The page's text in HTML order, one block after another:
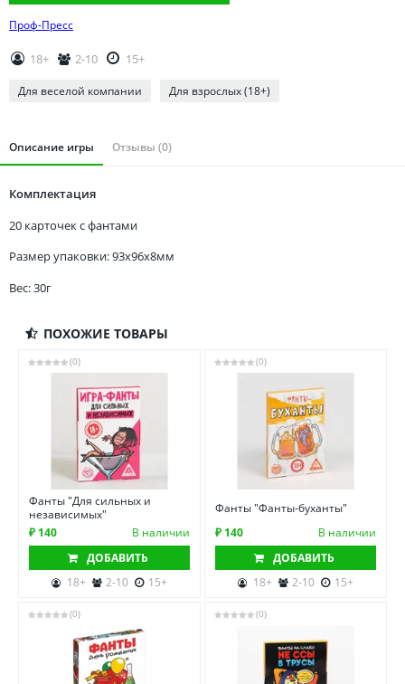
Томская область
Тюменская область
Удмуртия
Ульяновская область
Проф-Пресс
18+ 2-10 15+
Для веселой компании Для взрослых (18+)
Описание игры Отзывы (0)
Комплектация
20 карточек с фантами
Размер упаковки: 93x96x8мм
Вес: 30г
ПОХОЖИЕ ТОВАРЫ
(0)
Фанты "Для сильных и
независимых"
₽ 140
В наличии
ДОБАВИТЬ
18+
2-10 15+
(0)
Фанты "Фанты-буханты"
₽ 140
В наличии
ДОБАВИТЬ
18+
2-10 15+
(0) (0)